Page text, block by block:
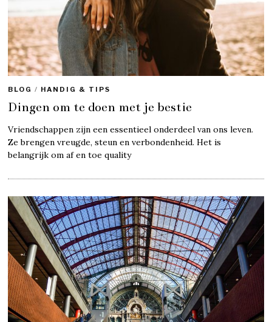
BLOG / HANDIG & TIPS
Dingen om te doen met je bestie
Vriendschappen zijn een essentieel onderdeel van ons leven.
Ze brengen vreugde, steun en verbondenheid. Het is
belangrijk om af en toe quality